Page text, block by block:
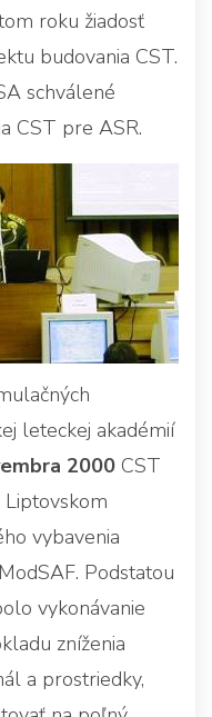
roku žiadosť
budovania CST.
schválené
CST pre ASR.
leteckej akadémií
2000 CST
Liptovskom
vybavenia
Podstatou
vykonávanie
zníženia
a prostriedky,